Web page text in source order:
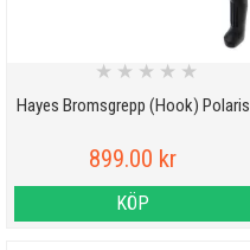
Hayes Bromsgrepp (Hook) Polaris
★ ★ ★ ★ ★
899.00 kr
KÖP